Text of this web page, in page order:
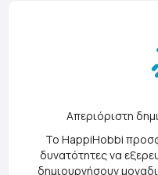
Απεριόριστη
Το HappiHobbi
δυνατότητες να
δημιουργήσουν